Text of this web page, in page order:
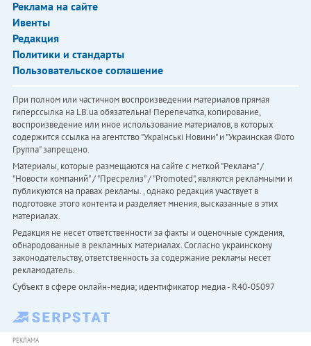
Реклама на сайте
Ивенты
Редакция
Политики и стандарты
Пользовательское соглашение
При полном или частичном воспроизведении материалов прямая
гиперссылка на LB.ua обязательна! Перепечатка, копирование,
воспроизведение или иное использование материалов, в которых
содержится ссылка на агентство "Українськi Новини" и "Украинская Фото
Группа" запрещено.
Материалы, которые размещаются на сайте с меткой "Реклама" /
"Новости компаний" / "Пресрелиз" / "Promoted", являются рекламными и
публикуются на правах рекламы. , однако редакция участвует в
подготовке этого контента и разделяет мнения, высказанные в этих
материалах.
Редакция не несет ответственности за факты и оценочные суждения,
обнародованные в рекламных материалах. Согласно украинскому
законодательству, ответственность за содержание рекламы несет
рекламодатель.
Субъект в сфере онлайн-медиа; идентификатор медиа - R40-05097
РЕКЛАМА